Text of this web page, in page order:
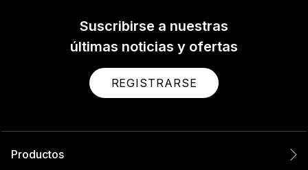
Suscribirse a nuestras
últimas noticias y ofertas
REGISTRARSE
Productos